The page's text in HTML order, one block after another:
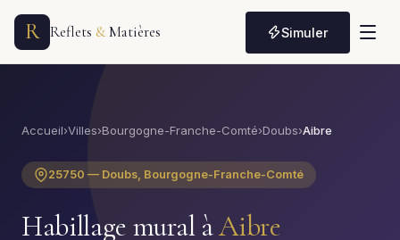
R Reflets &Matières Simuler
Accueil›Villes›Bourgogne-Franche-Comté›Doubs›Aibre
25750 — Doubs, Bourgogne-Franche-Comté
Habillage mural àAibre